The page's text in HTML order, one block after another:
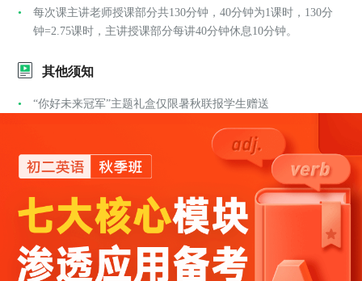
每次课主讲老师授课部分共130分钟，40分钟为1课时，130分
钟=2.75课时，主讲授课部分每讲40分钟休息10分钟。
其他须知
“你好未来冠军”主题礼盒仅限暑秋联报学生赠送